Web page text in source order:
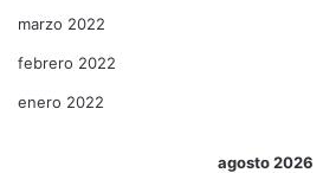
marzo 2022
febrero 2022
enero 2022
agosto 2026